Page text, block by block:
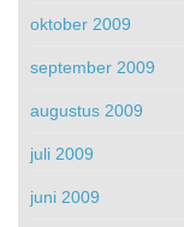
oktober 2009
september 2009
augustus 2009
juli 2009
juni 2009